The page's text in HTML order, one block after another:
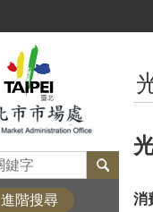
進階搜尋
消